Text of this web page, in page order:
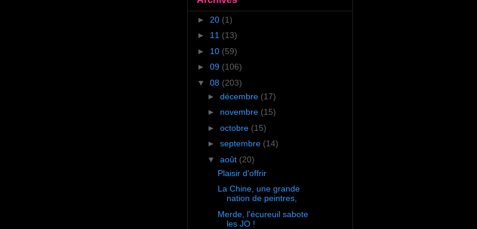
► 20 (1)
► 11 (13)
► 10 (59)
► 09 (106)
▼ 08 (203)
► décembre (17)
► novembre (15)
► octobre (15)
► septembre (14)
▼ août (20)
Plaisir d'offrir
La Chine, une grande
nation de peintres,
Merde, l'écureuil sabote
les JO !